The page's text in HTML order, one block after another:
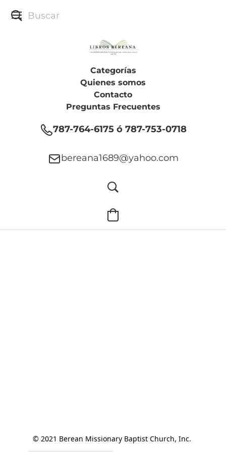
Categorías
Quienes somos
Contacto
Preguntas Frecuentes
787-764-6175 ó 787-753-0718
bereana1689@yahoo.com
© 2021 Berean Missionary Baptist Church, Inc.